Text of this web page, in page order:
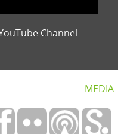
Channel
MEDIA